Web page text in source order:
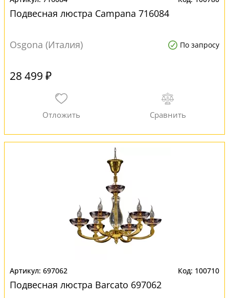
Подвесная люстра Campana 716084
Osgona (Италия) По запросу
28 499 ₽
697062 100710
Подвесная люстра Barcato 697062